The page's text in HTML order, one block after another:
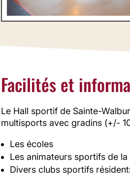
Facilités et
Le Hall sportif de Sainte-
multisports avec gradins (+/-
Les écoles
Les animateurs sportifs de la
Divers clubs sportifs